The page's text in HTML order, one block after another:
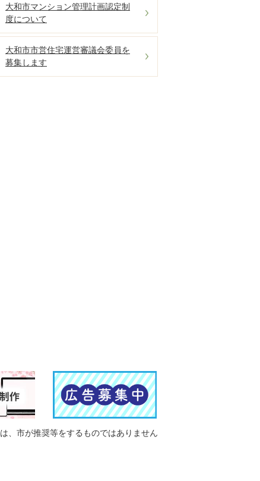
大和市マンション管理計画認定制
度について
大和市市営住宅運営審議会委員を
募集します
、市が推奨等をするものではありません